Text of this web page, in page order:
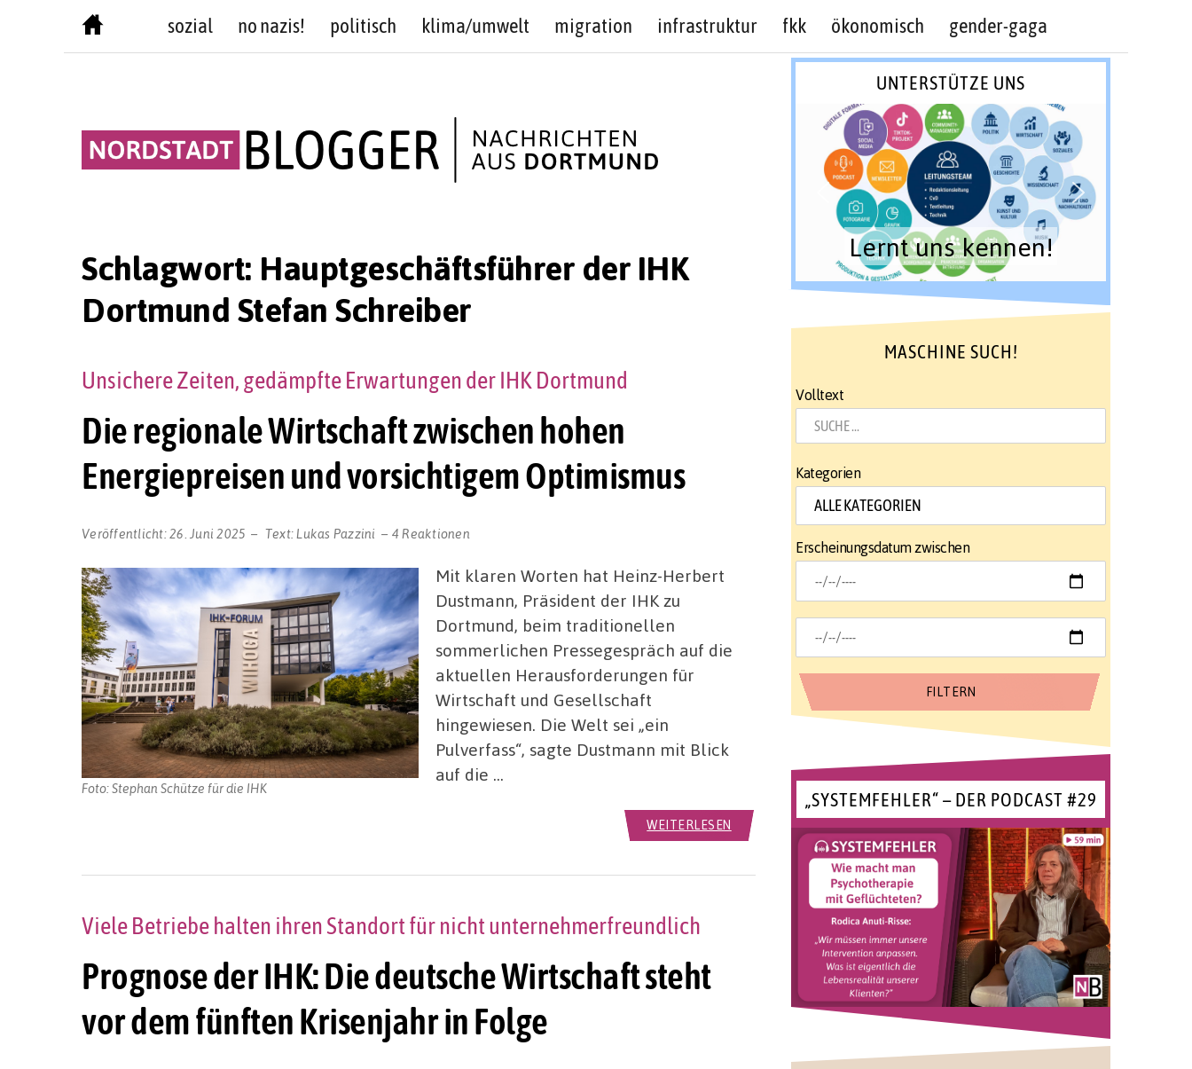
sozial no nazis! politisch klima/umwelt migration infrastruktur fkk ökonomisch gender-gaga
Schlagwort: Hauptgeschäftsführer der IHK
Dortmund Stefan Schreiber
Die regionale Wirtschaft zwischen hohen
Energiepreisen und vorsichtigem Optimismus
Unsichere Zeiten, gedämpfte Erwartungen der IHK Dortmund
Veröffentlicht:26. Juni 2025 Text:Lukas Pazzini 4 Reaktionen
Foto: Stephan Schütze für die IHK
Mit klaren Worten hat Heinz-Herbert
Dustmann, Präsident der IHK zu
Dortmund, beim traditionellen
sommerlichen Pressegespräch auf die
aktuellen Herausforderungen für
Wirtschaft und Gesellschaft
hingewiesen. Die Welt sei „ein
Pulverfass“, sagte Dustmann mit Blick
auf die …
WEITERLESEN
Prognose der IHK: Die deutsche Wirtschaft steht
vor dem fünften Krisenjahr in Folge
Viele Betriebe halten ihren Standort für nicht unternehmerfreundlich
UNTERSTÜTZE UNS
Lernt uns kennen!
MASCHINE SUCH!
Volltext
Kategorien
Erscheinungsdatum zwischen
„SYSTEMFEHLER“ – DER PODCAST #29